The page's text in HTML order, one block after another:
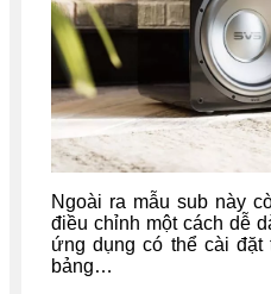
Ngoài ra mẫu sub này
điều chỉnh một cách dễ
ứng dụng có thể cài đặt
bảng…